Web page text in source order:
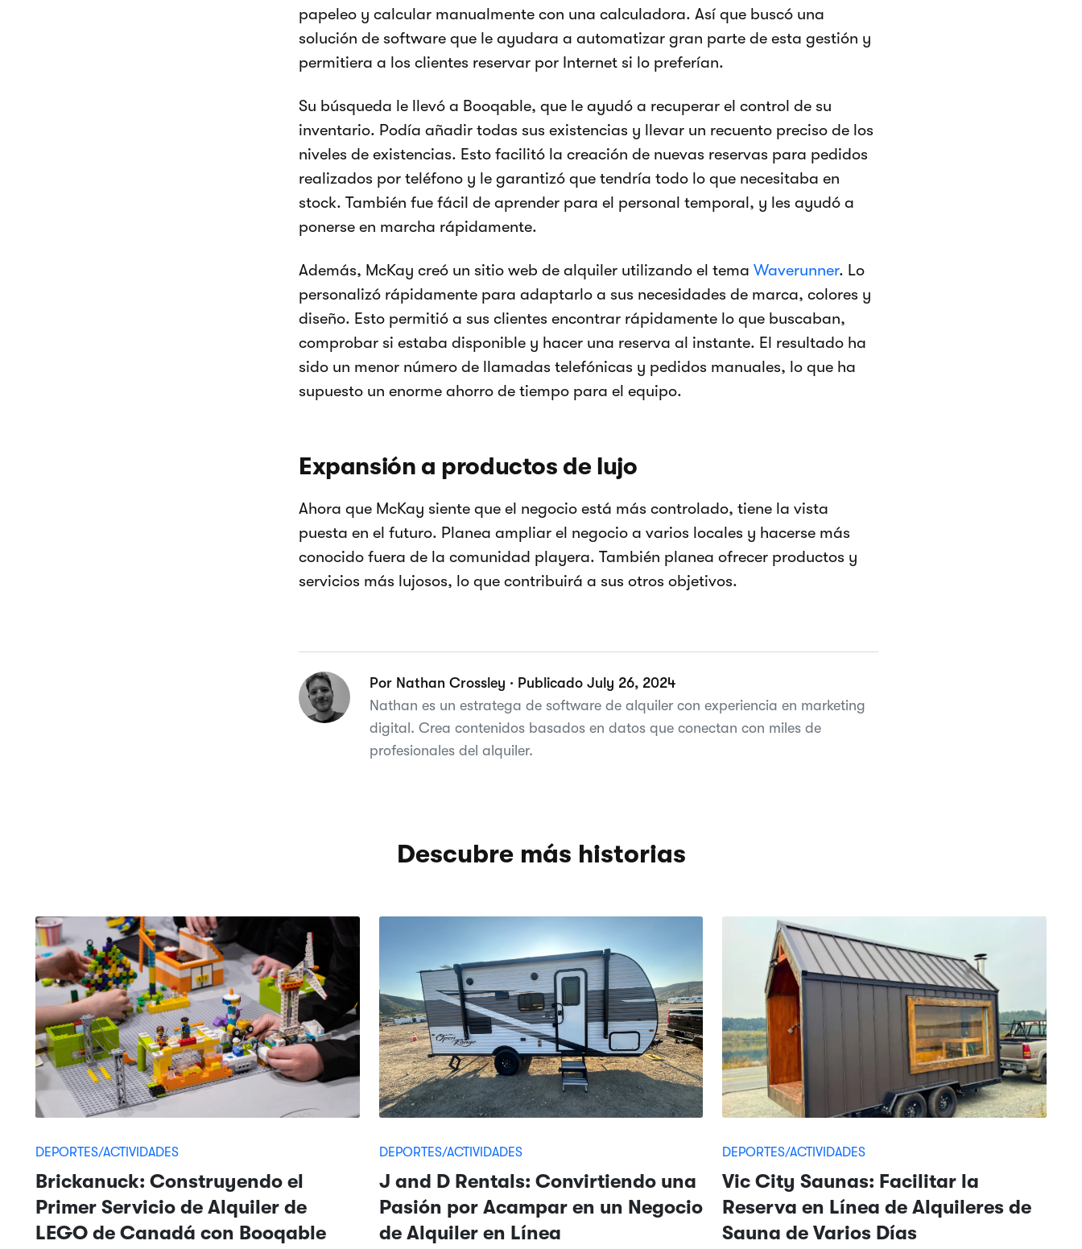
papeleo y calcular manualmente con una calculadora. Así que buscó una
solución de software que le ayudara a automatizar gran parte de esta gestión y
permitiera a los clientes reservar por Internet si lo preferían.
Su búsqueda le llevó a Booqable, que le ayudó a recuperar el control de su
inventario. Podía añadir todas sus existencias y llevar un recuento preciso de los
niveles de existencias. Esto facilitó la creación de nuevas reservas para pedidos
realizados por teléfono y le garantizó que tendría todo lo que necesitaba en
stock. También fue fácil de aprender para el personal temporal, y les ayudó a
ponerse en marcha rápidamente.
Además, McKay creó un sitio web de alquiler utilizando el tema Waverunner. Lo
personalizó rápidamente para adaptarlo a sus necesidades de marca, colores y
diseño. Esto permitió a sus clientes encontrar rápidamente lo que buscaban,
comprobar si estaba disponible y hacer una reserva al instante. El resultado ha
sido un menor número de llamadas telefónicas y pedidos manuales, lo que ha
supuesto un enorme ahorro de tiempo para el equipo.
Expansión a productos de lujo
Ahora que McKay siente que el negocio está más controlado, tiene la vista
puesta en el futuro. Planea ampliar el negocio a varios locales y hacerse más
conocido fuera de la comunidad playera. También planea ofrecer productos y
servicios más lujosos, lo que contribuirá a sus otros objetivos.
Por Nathan Crossley · Publicado July 26, 2024
Nathan es un estratega de software de alquiler con experiencia en marketing
digital. Crea contenidos basados en datos que conectan con miles de
profesionales del alquiler.
Descubre más historias
DEPORTES/ACTIVIDADES
Brickanuck: Construyendo el
Primer Servicio de Alquiler de
LEGO de Canadá con Booqable
DEPORTES/ACTIVIDADES
J and D Rentals: Convirtiendo una
Pasión por Acampar en un Negocio
de Alquiler en Línea
DEPORTES/ACTIVIDADES
Vic City Saunas: Facilitar la
Reserva en Línea de Alquileres de
Sauna de Varios Días